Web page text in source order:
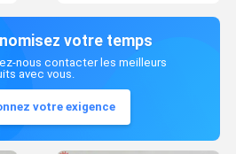
votre temps
nous contacter les meilleurs
avec vous.
votre exigence